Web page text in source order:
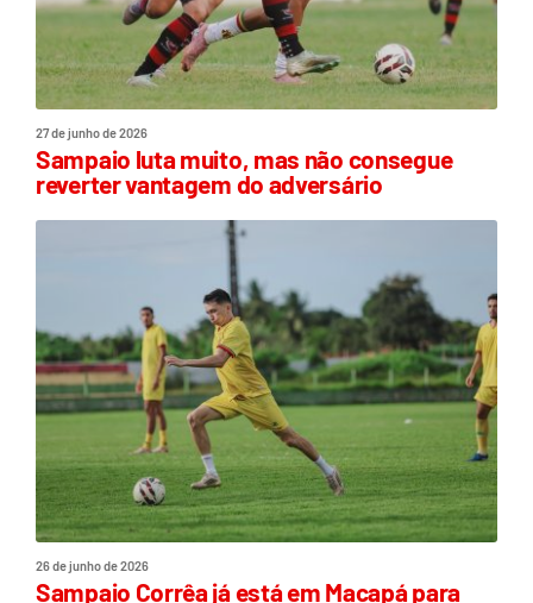
27 de junho de 2026
Sampaio luta muito, mas não consegue
reverter vantagem do adversário
26 de junho de 2026
Sampaio Corrêa já está em Macapá para